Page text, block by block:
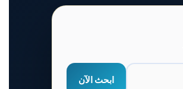
ابحث الآن